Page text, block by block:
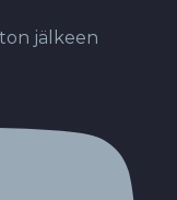
jälkeen